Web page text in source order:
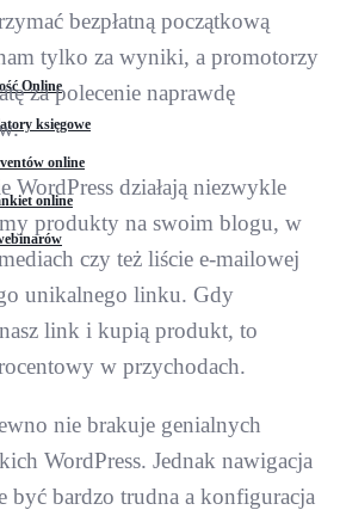
Online
księgowe
online
online
bezpłatną początkową
tylko za wyniki, a promotorzy
za polecenie naprawdę
WordPress działają niezwykle
produkty na swoim blogu, w
czy też liście e-mailowej
unikalnego linku. Gdy
link i kupią produkt, to
w przychodach.
nie brakuje genialnych
WordPress. Jednak nawigacja
być bardzo trudna a konfiguracja